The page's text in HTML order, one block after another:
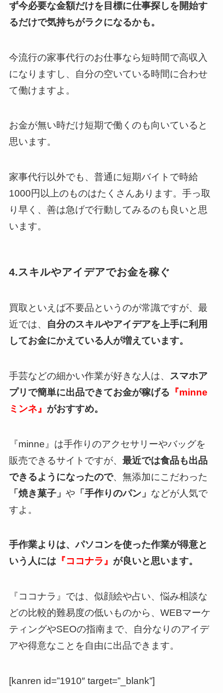
ず今必要な金額だけを目標に仕事探しを開始す
るだけで気持ちがラクになるかも。
今流行の家事代行のお仕事なら短時間で高収入
になりますし、自分の空いている時間に合わせ
て働けますよ。
お金が無い時だけ短期で働くのも向いていると
思います。
家事代行以外でも、普通に短期バイトで時給
1000円以上のものはたくさんあります。手っ取
り早く、善は急げで行動してみるのも良いと思
います。
4.スキルやアイデアでお金を稼ぐ
買取といえば不要品というのが常識ですが、最
近では、 自分のスキルやアイデアを上手に利用
してお金にかえている人が増えています。
手芸などの細かい作業が好きな人は、 スマホア
プリで簡単に出品できてお金が稼げる 『minne
ミンネ』 がおすすめ。
『minne』は手作りのアクセサリーやバッグを
販売できるサイトですが、 最近では食品も出品
できるようになったので、無添加にこだわった
「焼き菓子」 や 「手作りのパン」 などが人気で
すよ。
手作業よりは、パソコンを使った作業が得意と
いう人には『ココナラ』 が良いと思います。
『ココナラ』では、似顔絵や占い、悩み相談な
どの比較的難易度の低いものから、WEBマーケ
ティングやSEOの指南まで、自分なりのアイデ
アや得意なことを自由に出品できます。
[kanren id=”1910″ target=”_blank”]